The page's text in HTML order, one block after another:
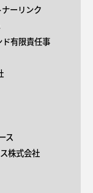
ナーリンク
ド有限責任事
ス
株式会社